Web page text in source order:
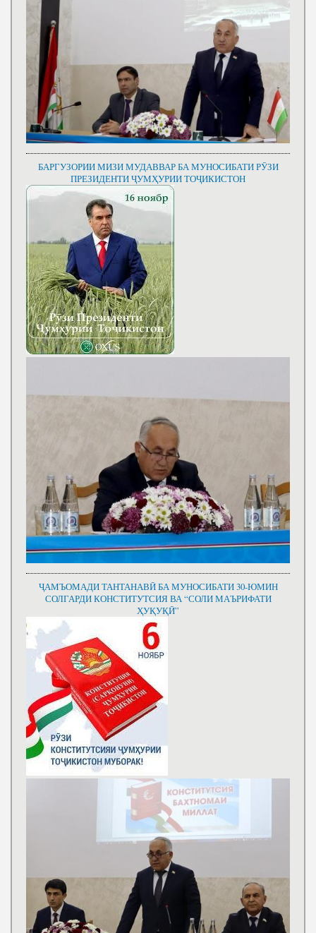
БАРГУЗОРИИ МИЗИ МУДАВВАР БА МУНОСИБАТИ РӮЗИ
ПРЕЗИДЕНТИ ҶУМҲУРИИ ТОҶИКИСТОН
ҶАМЪОМАДИ ТАНТАНАВӢ БА МУНОСИБАТИ 30-ЮМИН
СОЛГАРДИ КОНСТИТУТСИЯ ВА “СОЛИ МАЪРИФАТИ
ҲУҚУҚӢ”